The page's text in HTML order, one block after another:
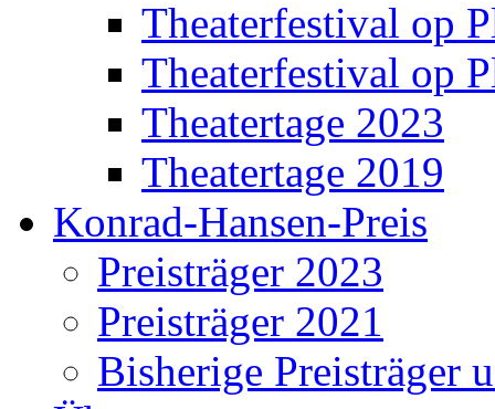
Theaterfestival op
Theaterfestival op
Theatertage 2023
Theatertage 2019
Konrad-Hansen-Preis
Preisträger 2023
Preisträger 2021
Bisherige Preisträger